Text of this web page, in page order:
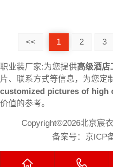
<< 1 2 3
职业装厂家:为您提供高级酒店
片、联系方式等信息，为您定
customized pictures of high
价值的参考。
Copyright©2026北京宸
备案号： 京ICP